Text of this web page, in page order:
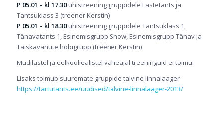
P 05.01 – kl 17.30ühistreening gruppidele Lastetants ja
Tantsuklass 3 (treener Kerstin)
P 05.01 – kl 18.30ühistreening gruppidele Tantsuklass 1,
Tänavatants 1, Esinemisgrupp Show, Esinemisgrupp Tänav ja
Täiskavanute hobigrupp (treener Kerstin)
Mudilastel ja eelkooliealistel vaheajal treeninguid ei toimu.
Lisaks toimub suuremate gruppide talvine linnalaager
https://tartutants.ee/uudised/talvine-linnalaager-2013/